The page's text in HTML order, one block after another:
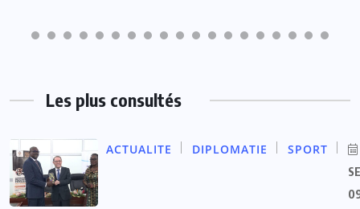
Les plus consultés
ACTUALITE DIPLOMATIE SPORT